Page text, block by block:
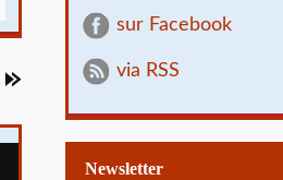
sur Facebook
via RSS
Newsletter